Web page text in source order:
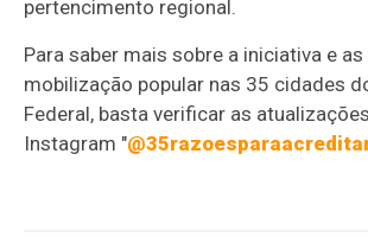
pertencimento regional.
Para saber mais sobre a iniciativa e
mobilização popular nas 35 cidades
Federal, basta verificar as
Instagram "